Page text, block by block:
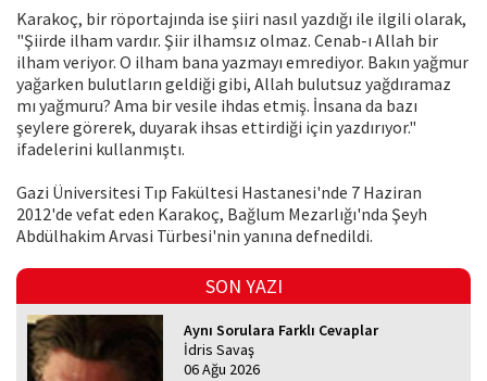
Karakoç, bir röportajında ise şiiri nasıl yazdığı ile ilgili olarak,
"Şiirde ilham vardır. Şiir ilhamsız olmaz. Cenab-ı Allah bir
ilham veriyor. O ilham bana yazmayı emrediyor. Bakın yağmur
yağarken bulutların geldiği gibi, Allah bulutsuz yağdıramaz
mı yağmuru? Ama bir vesile ihdas etmiş. İnsana da bazı
şeylere görerek, duyarak ihsas ettirdiği için yazdırıyor."
ifadelerini kullanmıştı.
Gazi Üniversitesi Tıp Fakültesi Hastanesi'nde 7 Haziran
2012'de vefat eden Karakoç, Bağlum Mezarlığı'nda Şeyh
Abdülhakim Arvasi Türbesi'nin yanına defnedildi.
SON YAZI
Aynı Sorulara Farklı Cevaplar
İdris Savaş
06 Ağu 2026